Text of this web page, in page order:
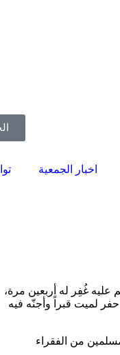
اخبار الجمعية
غُفِر له أربعين مرة،
لميت قبراً وأجنّه فيه
من الفقراء